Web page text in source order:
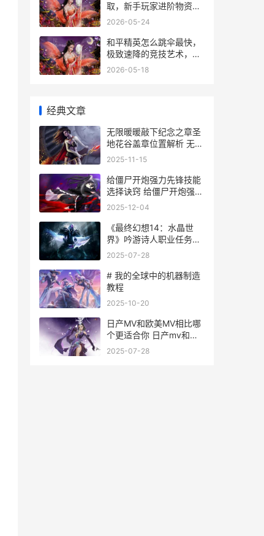
取，新手玩家进阶物资指
南**
2026-05-24
和平精英怎么跳伞最快，
极致速降的竞技艺术，副
标题，顶尖玩家突破落点
2026-05-18
经典文章
无限暖暖敲下纪念之章圣
地花谷盖章位置解析 无限
暖暖的少年时代
2025-11-15
给僵尸开炮强力先锋技能
选择诀窍 给僵尸开炮强力
射击
2025-12-04
《最终幻想14：水晶世
界》吟游诗人职业任务策
略 最终幻想14中文wiki
2025-07-28
# 我的全球中的机器制造
教程
2025-10-20
日产MV和欧美MV相比哪
个更适合你 日产mv和欧
美mv的外观对比澳门日本
2025-07-28